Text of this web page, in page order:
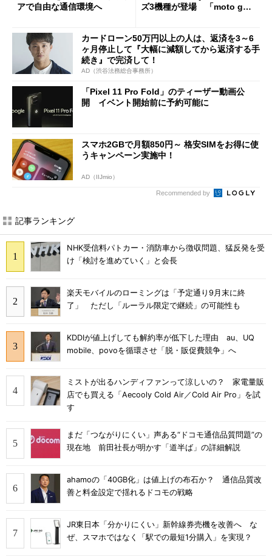
アで自由な通信環境へ
ズ3機種が登場 「moto g37
カードローン50万円以上の人は、返済を3～6
ヶ月停止して『大幅に減額してから返済する手
続き』で完済して！
AD（渋谷法務総合事務所）
「Pixel 11 Pro Fold」のティーザー動画公
開 イベント開始前に予約可能に
スマホ2GBで月額850円～ 格安SIMをお得に使
うキャンペーン実施中！
AD（IIJmio）
Recommended by
記事ランキング
NHK受信料パトカー・消防車から徴収問題、猛反発を受
け「検討を進めていく」と会長
楽天モバイルのローミングは「予定通り9月末に終
了」 ただし「ルーラル限定で継続」の可能性も
KDDIが値上げしても解約率が低下した理由 au、UQ
mobile、povoを循環させ「脱・販促費競争」へ
ミストが出るハンディファンって涼しいの？ 家電量販
店でも買える「Aecooly Cold Air／Cold Air Pro」を試
す
まだ「つながりにくい」声ある“ドコモ通信品質問題”の
現在地 前田社長が明かす「道半ば」の詳細解説
ahamoの「40GB化」は値上げの布石か？ 通信品質改
善と料金設定で揺れるドコモの戦略
JR東日本「分かりにくい」新幹線券売機を改善へ な
ぜ、スマホではなく「駅での最短1分購入」を実現？